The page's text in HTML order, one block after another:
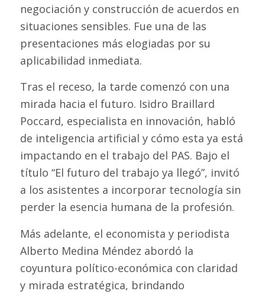
negociación y construcción de acuerdos en
situaciones sensibles. Fue una de las
presentaciones más elogiadas por su
aplicabilidad inmediata.
Tras el receso, la tarde comenzó con una
mirada hacia el futuro. Isidro Braillard
Poccard, especialista en innovación, habló
de inteligencia artificial y cómo esta ya está
impactando en el trabajo del PAS. Bajo el
título “El futuro del trabajo ya llegó”, invitó
a los asistentes a incorporar tecnología sin
perder la esencia humana de la profesión.
Más adelante, el economista y periodista
Alberto Medina Méndez abordó la
coyuntura político-económica con claridad
y mirada estratégica, brindando